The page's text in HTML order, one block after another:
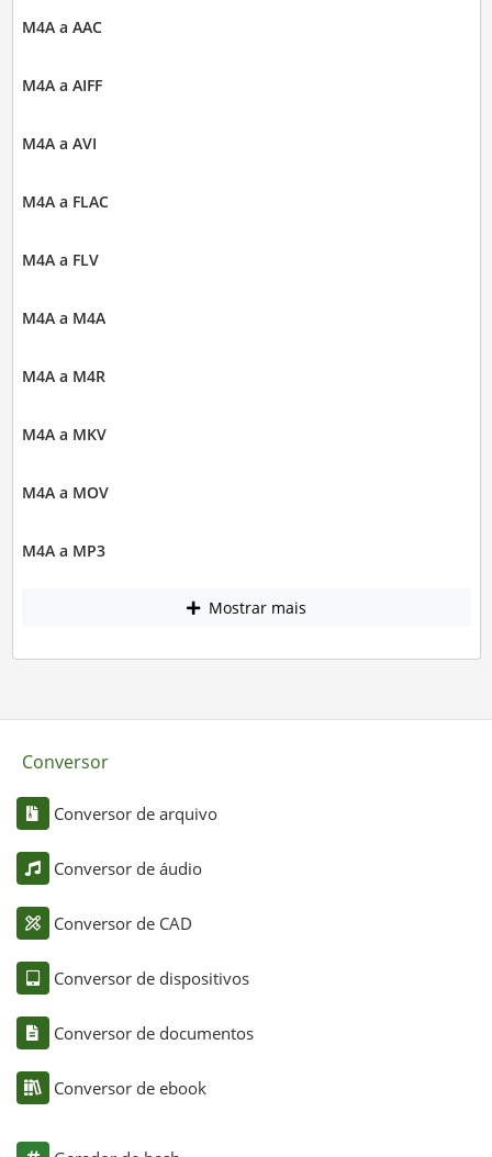
M4A a AAC
M4A a AIFF
M4A a AVI
M4A a FLAC
M4A a FLV
M4A a M4A
M4A a M4R
M4A a MKV
M4A a MOV
M4A a MP3
Mostrar mais
Conversor
Conversor de arquivo
Conversor de áudio
Conversor de CAD
Conversor de dispositivos
Conversor de documentos
Conversor de ebook